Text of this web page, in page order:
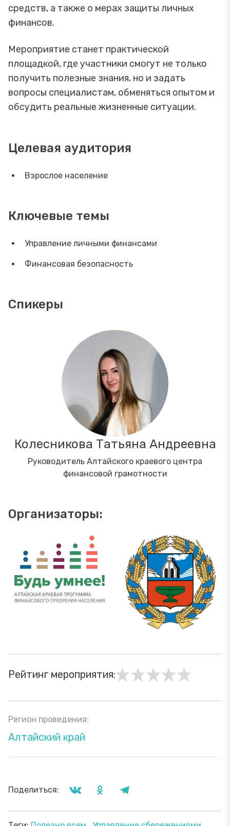
средств, а также о мерах защиты личных
финансов.
Мероприятие станет практической
площадкой, где участники смогут не только
получить полезные знания, но и задать
вопросы специалистам, обменяться опытом и
обсудить реальные жизненные ситуации.
Целевая аудитория
Взрослое население
Ключевые темы
Управление личными финансами
Финансовая безопасность
Спикеры
Колесникова Татьяна Андреевна
Руководитель Алтайского краевого центра
финансовой грамотности
Организаторы:
Рейтинг мероприятия:
Регион проведения:
Алтайский край
Поделиться: